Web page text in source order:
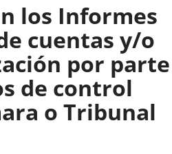
los Informes
cuentas y/o
por parte
de control
o Tribunal